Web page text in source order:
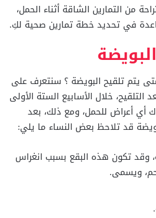
من التمارين الشاقة أثناء الحمل،
في تحديد خطة تمارين صحية لكِ.
يتم تلقيح البويضة ؟ سنتعرف على
خلال الأسابيع الستة الأولى
أي أعراض للحمل، ومع ذلك، بعد
قد تلاحظ بعض النساء ما يلي:
وقد تكون هذه البقع بسبب انغراس
ويسمى.